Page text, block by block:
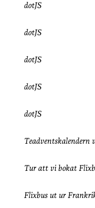
dotJS
dotJS
dotJS
dotJS
dotJS
Teadventskalendern
Tur att vi bokat
Flixbus ut ur